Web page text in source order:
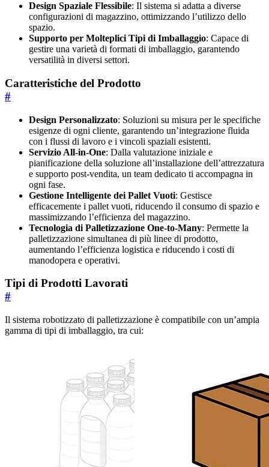
Design Spaziale Flessibile: Il sistema si adatta a diverse
configurazioni di magazzino, ottimizzando l’utilizzo dello
spazio.
Supporto per Molteplici Tipi di Imballaggio: Capace di
gestire una varietà di formati di imballaggio, garantendo
versatilità in diversi settori.
Caratteristiche del Prodotto
#
Design Personalizzato: Soluzioni su misura per le specifiche
esigenze di ogni cliente, garantendo un’integrazione fluida
con i flussi di lavoro e i vincoli spaziali esistenti.
Servizio All-in-One: Dalla valutazione iniziale e
pianificazione della soluzione all’installazione dell’attrezzatura
e supporto post-vendita, un team dedicato ti accompagna in
ogni fase.
Gestione Intelligente dei Pallet Vuoti: Gestisce
efficacemente i pallet vuoti, riducendo il consumo di spazio e
massimizzando l’efficienza del magazzino.
Tecnologia di Palletizzazione One-to-Many: Permette la
palletizzazione simultanea di più linee di prodotto,
aumentando l’efficienza logistica e riducendo i costi di
manodopera e operativi.
Tipi di Prodotti Lavorati
#
Il sistema robotizzato di palletizzazione è compatibile con un’ampia
gamma di tipi di imballaggio, tra cui: